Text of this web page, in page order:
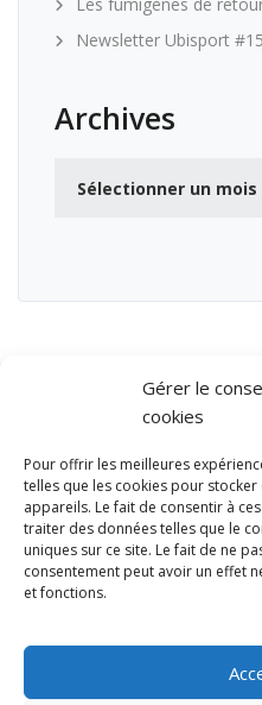
Gérer le
cookies
Pour offrir les meilleures
telles que les cookies pour
appareils. Le fait de consentir à
traiter des données telles que le
uniques sur ce site. Le fait de ne
consentement peut avoir un effet
et fonctions.
Newsletter Ubisport
Archives
et